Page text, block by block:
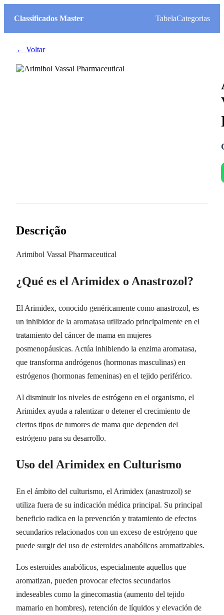
Classificados Master TabelaCategorias
← Voltar
Descrição
Arimibol Vassal Pharmaceutical
¿Qué es el Arimidex o Anastrozol?
El Arimidex, conocido genéricamente como anastrozol, es
un inhibidor de la aromatasa utilizado principalmente en el
tratamiento del cáncer de mama en mujeres
posmenopáusicas. Actúa inhibiendo la enzima aromatasa,
que transforma andrógenos (hormonas masculinas) en
estrógenos (hormonas femeninas) en el tejido periférico.
Al disminuir los niveles de estrógeno en el organismo, el
Arimidex ayuda a ralentizar o detener el crecimiento de
ciertos tipos de tumores de mama que dependen del
estrógeno para su desarrollo.
Uso del Arimidex en Culturismo
En el ámbito del culturismo, el Arimidex (anastrozol) se
utiliza fuera de su indicación médica principal. Su principal
beneficio radica en la prevención y tratamiento de efectos
secundarios relacionados con un exceso de estrógeno que
puede surgir del uso de esteroides anabólicos aromatizables.
Los esteroides anabólicos, especialmente aquellos que
aromatizan, pueden provocar efectos secundarios
indeseables como la ginecomastia (aumento del tejido
mamario en hombres), retención de líquidos y elevación de